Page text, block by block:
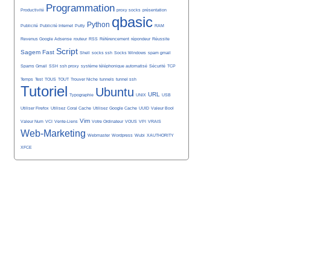
Productivité Programmation proxy socks présentation
Publicité Publicité Internet Putty Python qbasic RAM
Revenus Google Adsense routeur RSS Référencement répondeur Réussite
Sagem Fast Script Shell socks ssh Socks Windows spam gmail
Spams Gmail SSH ssh proxy système téléphonique automatisé Sécurité TCP
Temps Test TOUS TOUT Trouver Niche tunnels tunnel ssh
Tutoriel Typographie Ubuntu UNIX URL USB
Utiliser Firefox Utilisez Coral Cache Utilisez Google Cache UUID Valeur Bool
Valeur Num VCI Vente-Liens Vim Votre Ordinateur VOUS VPI VRAIS
Web-Marketing Webmaster Wordpress Wubi XAUTHORITY
XFCE